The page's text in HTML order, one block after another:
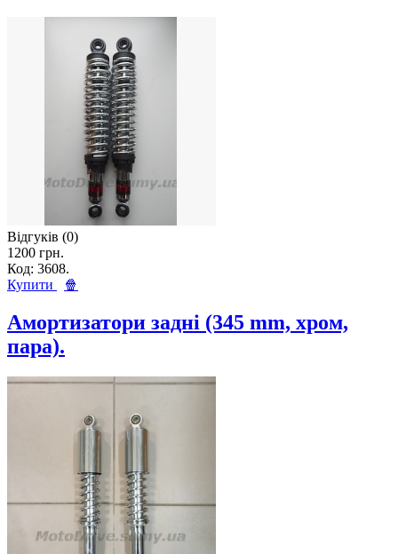
Відгуків (0)
1200 грн.
Код: 3608.
Купити
🍿
Амортизатори задні (345 mm, хром,
пара).